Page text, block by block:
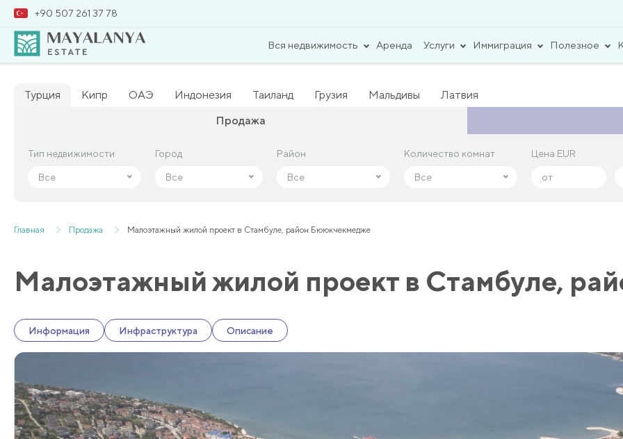
+90 507 261 37 78
Вся недвижимость Аренда Услуги Иммиграция Полезное
Турция Кипр ОАЭ Индонезия Таиланд Грузия Мальдивы
Латвия
Продажа
Тип недвижимости
Все
Город
Все
Район
Все
Количество комнат
Все
Цена EUR
Тип недвижимости
Все
Город
Все
Район
Все
Количество комнат
Все
Цена EUR
Главная Продажа Малоэтажный жилой проект в Стамбуле, район Бююкчекмедже
Малоэтажный жилой проект в Стамбуле,
Информация Инфраструктура Описание